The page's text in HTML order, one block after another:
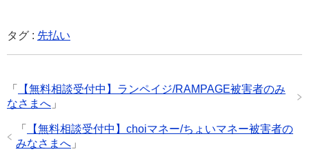
c
e
o
o
k
tt
er n
タグ : 先払い
「
【無料相談受付中】ランペイジ/RAMPAGE被害者のみ
なさまへ 」
「
【無料相談受付中】choiマネー/ちょいマネー被害者の
みなさまへ 」